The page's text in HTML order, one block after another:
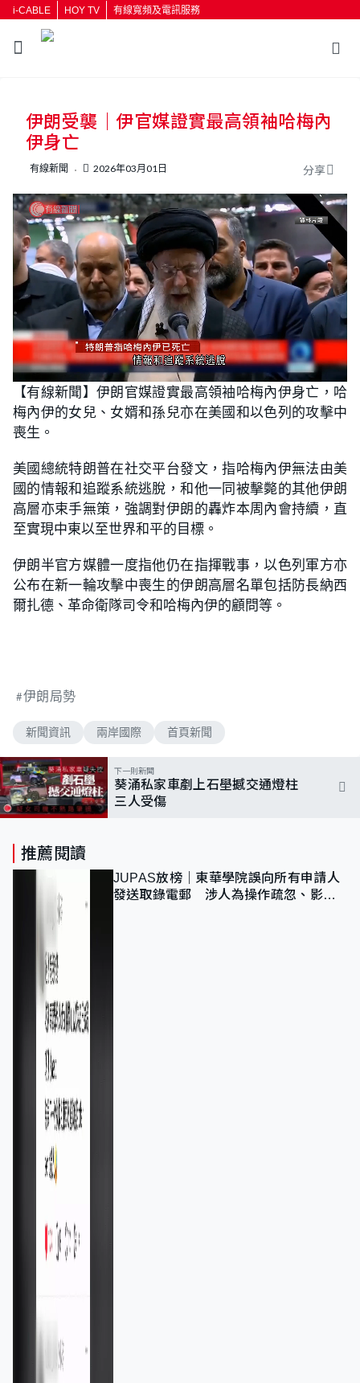
i-CABLE HOY TV 有線寬頻及電訊服務
按輸入鍵開始搜尋
伊朗受襲｜伊官媒證實最高領袖哈梅內
伊身亡
有線新聞 2026年03月01日 分享
n
m
t
e
L
o
a
d
e
d
1
8
%
【有線新聞】伊朗官媒證實最高領袖哈梅內伊身亡，哈
梅內伊的女兒、女婿和孫兒亦在美國和以色列的攻擊中
喪生。
美國總統特朗普在社交平台發文，指哈梅內伊無法由美
國的情報和追蹤系統逃脫，和他一同被擊斃的其他伊朗
高層亦束手無策，強調對伊朗的轟炸本周內會持續，直
至實現中東以至世界和平的目標。
伊朗半官方媒體一度指他仍在指揮戰事，以色列軍方亦
公布在新一輪攻擊中喪生的伊朗高層名單包括防長納西
爾扎德、革命衛隊司令和哈梅內伊的顧問等。
伊朗局勢
新聞資訊 兩岸國際 首頁新聞
下一則新聞
葵涌私家車剷上石壆撼交通燈柱
三人受傷
推薦閱讀
JUPAS放榜｜東華學院誤向所有申請人
發送取錄電郵 涉人為操作疏忽、影響